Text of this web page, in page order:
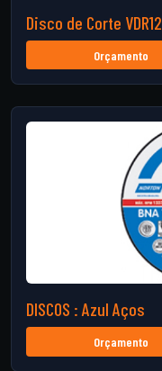
Disco de Corte VDR12
Orçamento
DISCOS : Azul Aços
Orçamento